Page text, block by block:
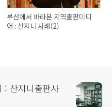
부산에서 바라본 지역출판미디
어 : 산지니 사례(2)
: 산지니출판사